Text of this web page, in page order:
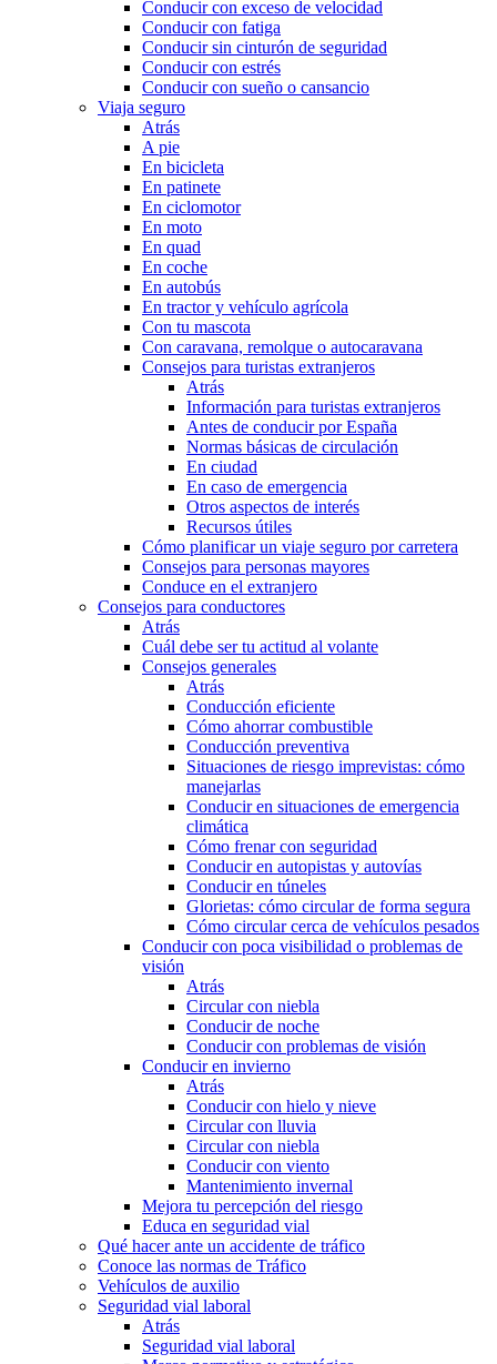
Conducir con exceso de velocidad
Conducir con fatiga
Conducir sin cinturón de seguridad
Conducir con estrés
Conducir con sueño o cansancio
Viaja seguro
Atrás
A pie
En bicicleta
En patinete
En ciclomotor
En moto
En quad
En coche
En autobús
En tractor y vehículo agrícola
Con tu mascota
Con caravana, remolque o autocaravana
Consejos para turistas extranjeros
Atrás
Información para turistas extranjeros
Antes de conducir por España
Normas básicas de circulación
En ciudad
En caso de emergencia
Otros aspectos de interés
Recursos útiles
Cómo planificar un viaje seguro por carretera
Consejos para personas mayores
Conduce en el extranjero
Consejos para conductores
Atrás
Cuál debe ser tu actitud al volante
Consejos generales
Atrás
Conducción eficiente
Cómo ahorrar combustible
Conducción preventiva
Situaciones de riesgo imprevistas: cómo
manejarlas
Conducir en situaciones de emergencia
climática
Cómo frenar con seguridad
Conducir en autopistas y autovías
Conducir en túneles
Glorietas: cómo circular de forma segura
Cómo circular cerca de vehículos pesados
Conducir con poca visibilidad o problemas de
visión
Atrás
Circular con niebla
Conducir de noche
Conducir con problemas de visión
Conducir en invierno
Atrás
Conducir con hielo y nieve
Circular con lluvia
Circular con niebla
Conducir con viento
Mantenimiento invernal
Mejora tu percepción del riesgo
Educa en seguridad vial
Qué hacer ante un accidente de tráfico
Conoce las normas de Tráfico
Vehículos de auxilio
Seguridad vial laboral
Atrás
Seguridad vial laboral